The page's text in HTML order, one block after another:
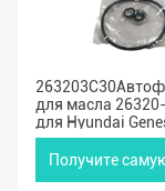
для масла
для Hyundai
KIA K9000 Carnval
Получите